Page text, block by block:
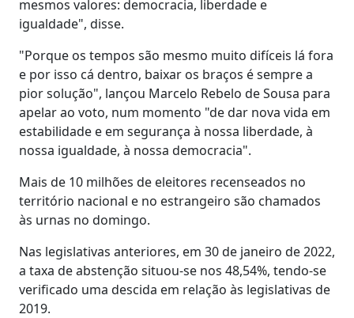
mesmos valores: democracia, liberdade e
igualdade", disse.
"Porque os tempos são mesmo muito difíceis lá fora
e por isso cá dentro, baixar os braços é sempre a
pior solução", lançou Marcelo Rebelo de Sousa para
apelar ao voto, num momento "de dar nova vida em
estabilidade e em segurança à nossa liberdade, à
nossa igualdade, à nossa democracia".
Mais de 10 milhões de eleitores recenseados no
território nacional e no estrangeiro são chamados
às urnas no domingo.
Nas legislativas anteriores, em 30 de janeiro de 2022,
a taxa de abstenção situou-se nos 48,54%, tendo-se
verificado uma descida em relação às legislativas de
2019.